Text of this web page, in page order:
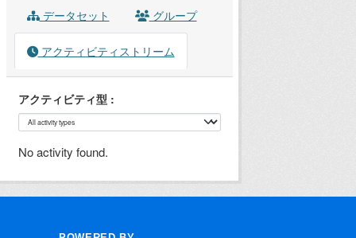
データセット グループ
アクティビティストリーム
アクティビティ型
No activity found.